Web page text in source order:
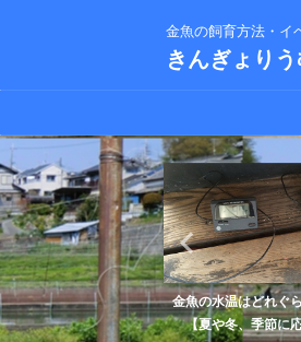
金魚の飼育方法・イ
きんぎょり
なしで飼育する
えを解説
金魚の水温はどれぐらいが
【夏や冬、季節に応じた